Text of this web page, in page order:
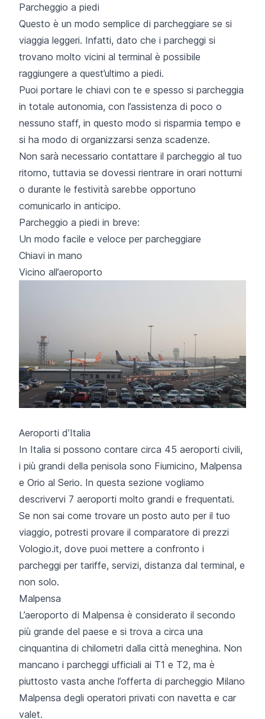
Parcheggio a piedi
Questo è un modo semplice di parcheggiare se si
viaggia leggeri. Infatti, dato che i parcheggi si
trovano molto vicini al terminal è possibile
raggiungere a quest’ultimo a piedi.
Puoi portare le chiavi con te e spesso si parcheggia
in totale autonomia, con l’assistenza di poco o
nessuno staff, in questo modo si risparmia tempo e
si ha modo di organizzarsi senza scadenze.
Non sarà necessario contattare il parcheggio al tuo
ritorno, tuttavia se dovessi rientrare in orari notturni
o durante le festività sarebbe opportuno
comunicarlo in anticipo.
Parcheggio a piedi in breve:
Un modo facile e veloce per parcheggiare
Chiavi in mano
Vicino all’aeroporto
Aeroporti d’Italia
In Italia si possono contare circa 45 aeroporti civili,
i più grandi della penisola sono Fiumicino, Malpensa
e Orio al Serio. In questa sezione vogliamo
descrivervi 7 aeroporti molto grandi e frequentati.
Se non sai come trovare un posto auto per il tuo
viaggio, potresti provare il comparatore di prezzi
Vologio.it, dove puoi mettere a confronto i
parcheggi per tariffe, servizi, distanza dal terminal, e
non solo.
Malpensa
L’aeroporto di Malpensa è considerato il secondo
più grande del paese e si trova a circa una
cinquantina di chilometri dalla città meneghina. Non
mancano i parcheggi ufficiali ai T1 e T2, ma è
piuttosto vasta anche l’offerta di parcheggio Milano
Malpensa degli operatori privati con navetta e car
valet.